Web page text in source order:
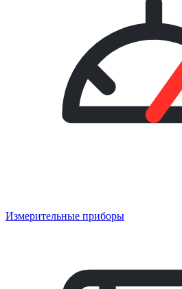
Измерительные приборы